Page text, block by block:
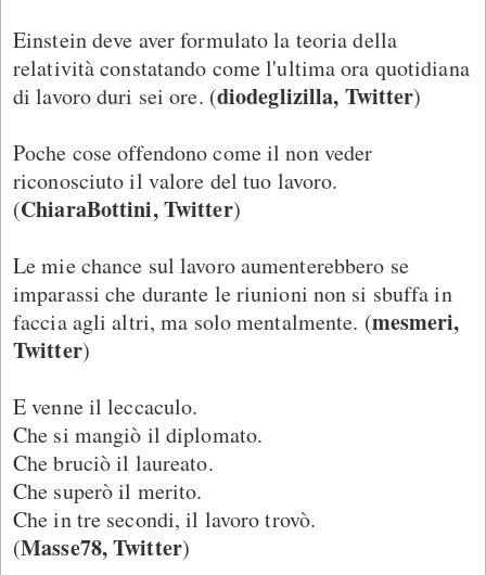
Einstein deve aver formulato la teoria della
relatività constatando come l'ultima ora quotidiana
di lavoro duri sei ore. (diodeglizilla, Twitter)
Poche cose offendono come il non veder
riconosciuto il valore del tuo lavoro.
(ChiaraBottini, Twitter)
Le mie chance sul lavoro aumenterebbero se
imparassi che durante le riunioni non si sbuffa in
faccia agli altri, ma solo mentalmente. (mesmeri,
Twitter)
E venne il leccaculo.
Che si mangiò il diplomato.
Che bruciò il laureato.
Che superò il merito.
Che in tre secondi, il lavoro trovò.
(Masse78, Twitter)